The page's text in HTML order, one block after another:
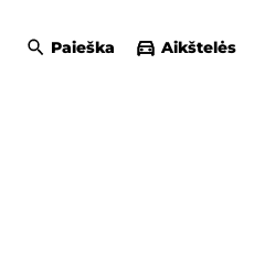
Paieška Aikštelės